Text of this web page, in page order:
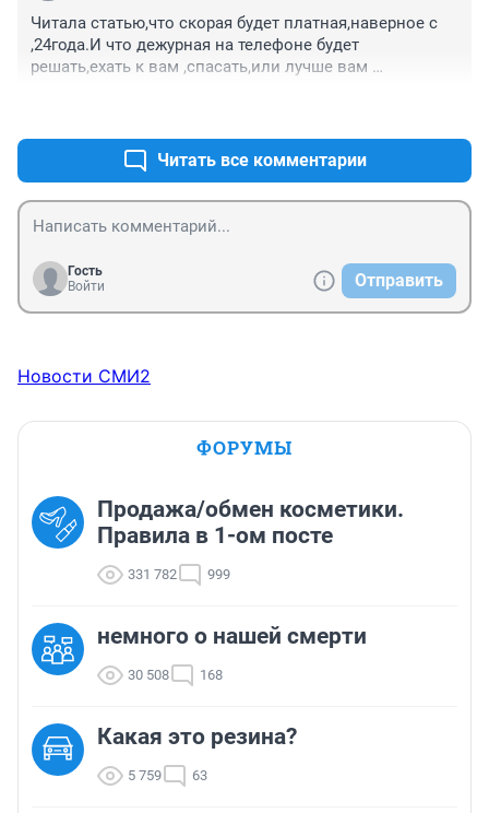
Читала статью,что скорая будет платная,наверное с
,24года.И что дежурная на телефоне будет
решать,ехать к вам ,спасать,или лучше вам
Читать все комментарии
Гость
Войти
Отправить
Новости СМИ2
ФОРУМЫ
Продажа/обмен косметики.
Правила в 1-ом посте
331 782 999
немного о нашей смерти
30 508 168
Какая это резина?
5 759 63